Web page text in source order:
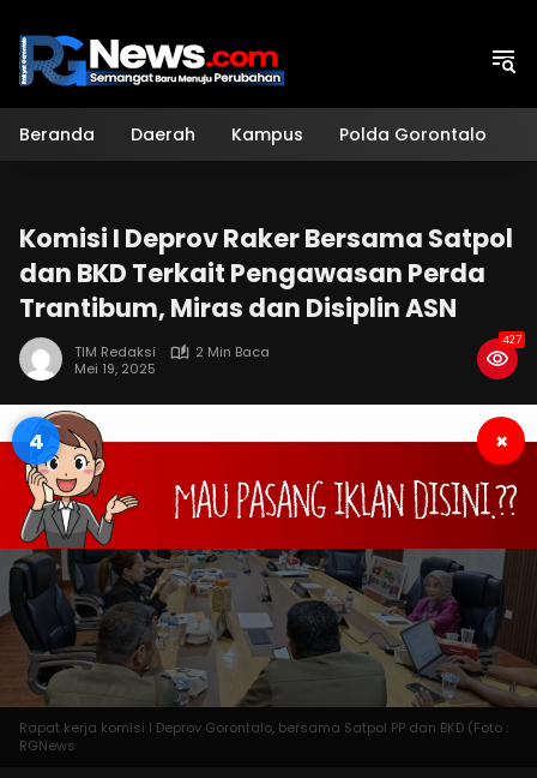
konten
Beranda Daerah Kampus Polda Gorontalo
Komisi I Deprov Raker Bersama Satpol
dan BKD Terkait Pengawasan Perda
Trantibum, Miras dan Disiplin ASN
TIM Redaksi
2 Min Baca
Mei 19, 2025
427
3 ×
Rapat kerja komisi I Deprov Gorontalo, bersama Satpol PP dan BKD (Foto :
RGNews